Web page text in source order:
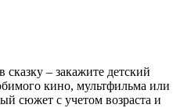
сказку – закажите детский
кино, мультфильма или
сюжет с учетом возраста и